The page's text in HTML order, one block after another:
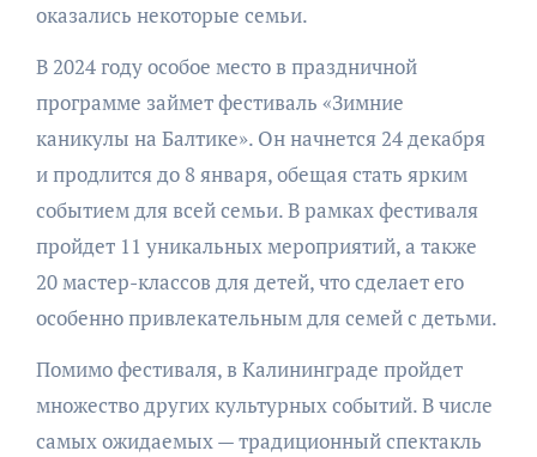
оказались некоторые семьи.
В 2024 году особое место в праздничной
программе займет фестиваль «Зимние
каникулы на Балтике». Он начнется 24 декабря
и продлится до 8 января, обещая стать ярким
событием для всей семьи. В рамках фестиваля
пройдет 11 уникальных мероприятий, а также
20 мастер-классов для детей, что сделает его
особенно привлекательным для семей с детьми.
Помимо фестиваля, в Калининграде пройдет
множество других культурных событий. В числе
самых ожидаемых — традиционный спектакль